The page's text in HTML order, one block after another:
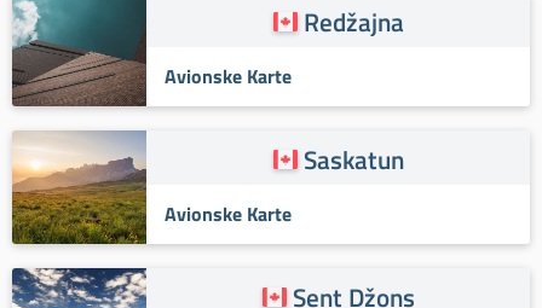
Redžajna
Avionske Karte
Saskatun
Avionske Karte
Sent Džons